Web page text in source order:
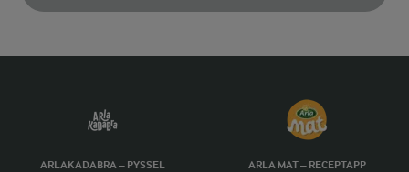
ARLAKADABRA – PYSSEL
ARLA MAT – RECEPTAPP